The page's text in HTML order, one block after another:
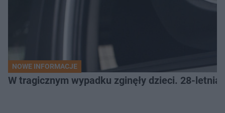
NOWE INFORMACJE
W tragicznym wypadku zginęły dzieci. 28-